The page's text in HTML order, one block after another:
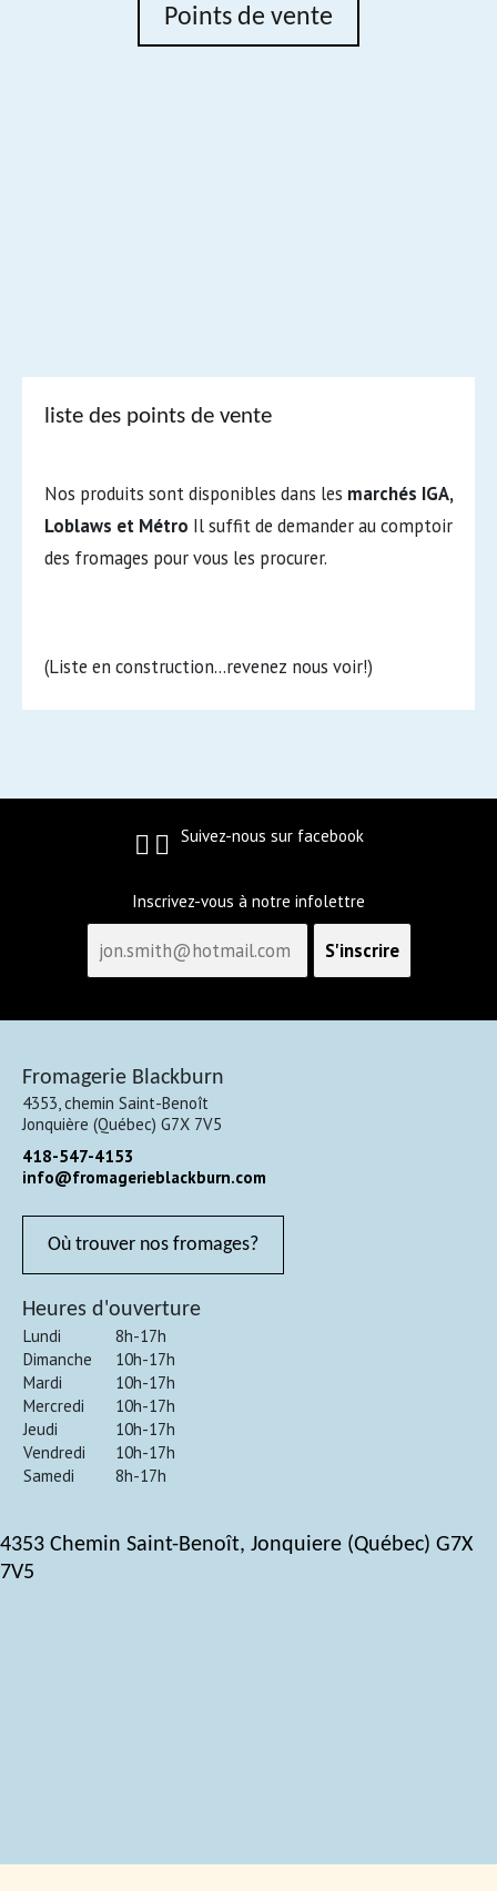
Points de vente
liste des points de vente
Nos produits sont disponibles dans les marchés IGA,
Loblaws et Métro Il suffit de demander au comptoir
des fromages pour vous les procurer.
(Liste en construction…revenez nous voir!)
Suivez-nous sur facebook
Inscrivez-vous à notre infolettre
Fromagerie Blackburn
4353, chemin Saint-Benoît
Jonquière (Québec) G7X 7V5
418-547-4153
info@fromagerieblackburn.com
Où trouver nos fromages?
Heures d'ouverture
Lundi
8h-17h
Dimanche
10h-17h
Mardi
10h-17h
Mercredi
10h-17h
Jeudi
10h-17h
Vendredi
10h-17h
Samedi
8h-17h
4353 Chemin Saint-Benoît, Jonquiere (Québec) G7X
7V5